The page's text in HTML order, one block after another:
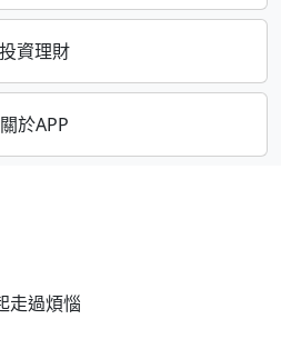
投資理財
關於APP
走過煩惱